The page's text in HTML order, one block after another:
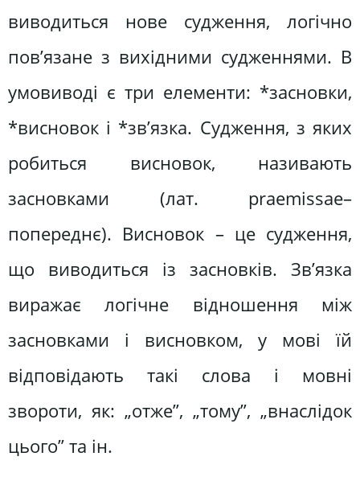
виводиться нове судження, логічно
пов’язане з вихідними судженнями. В
умовиводі є три елементи: *засновки,
*висновок і *зв’язка. Судження, з яких
робиться висновок, називають
засновками (лат. praemissae–
попереднє). Висновок – це судження,
що виводиться із засновків. Зв’язка
виражає логічне відношення між
засновками і висновком, у мові їй
відповідають такі слова і мовні
звороти, як: „отже”, „тому”, „внаслідок
цього” та ін.